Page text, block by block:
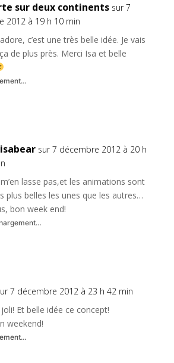
sur deux continents sur 7
2012 à 19 h 10 min
c’est une très belle idée. Je vais
de plus près. Merci Isa et belle
sur 7 décembre 2012 à 20 h
m’en lasse pas,et les animations sont
plus belles les unes que les autres…
bon week end!
7 décembre 2012 à 23 h 42 min
Et belle idée ce concept!
weekend!